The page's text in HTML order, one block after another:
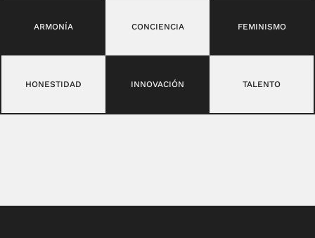
ARMONÍA CONCIENCIA FEMINISMO
HONESTIDAD INNOVACIÓN TALENTO